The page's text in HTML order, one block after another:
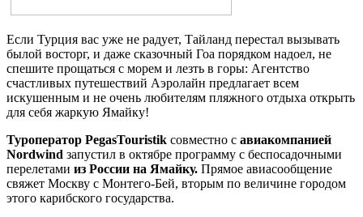
Если Турция вас уже не радует, Тайланд перестал вызывать
былой восторг, и даже сказочный Гоа порядком надоел, не
спешите прощаться с морем и лезть в горы: Агентство
счастливых путешествий Аэролайн предлагает всем
искушенным и не очень любителям пляжного отдыха открыть
для себя жаркую Ямайку!
Туроператор PegasTouristik совместно с авиакомпанией
Nordwind запустил в октябре программу с беспосадочными
перелетами из России на Ямайку. Прямое авиасообщение
свяжет Москву с Монтего-Бей, вторым по величине городом
этого карибского государства.